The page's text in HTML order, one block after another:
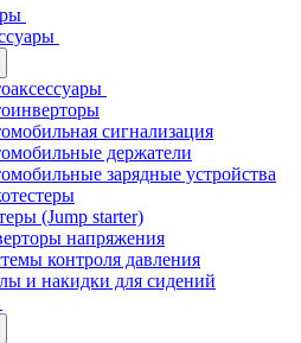
сигнализация
держатели
зарядные устройства
(Jump starter)
напряжения
контроля давления
и накидки для сидений